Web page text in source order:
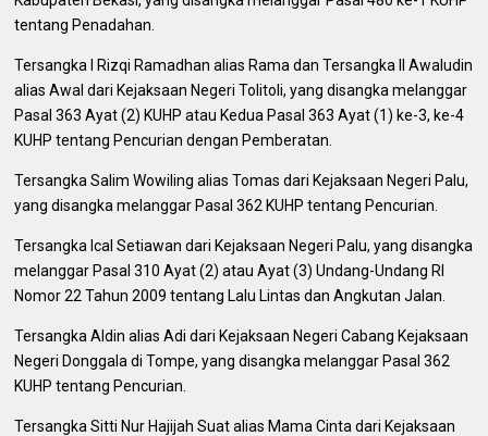
tentang Penadahan.
Tersangka I Rizqi Ramadhan alias Rama dan Tersangka II Awaludin
alias Awal dari Kejaksaan Negeri Tolitoli, yang disangka melanggar
Pasal 363 Ayat (2) KUHP atau Kedua Pasal 363 Ayat (1) ke-3, ke-4
KUHP tentang Pencurian dengan Pemberatan.
Tersangka Salim Wowiling alias Tomas dari Kejaksaan Negeri Palu,
yang disangka melanggar Pasal 362 KUHP tentang Pencurian.
Tersangka Ical Setiawan dari Kejaksaan Negeri Palu, yang disangka
melanggar Pasal 310 Ayat (2) atau Ayat (3) Undang-Undang RI
Nomor 22 Tahun 2009 tentang Lalu Lintas dan Angkutan Jalan.
Tersangka Aldin alias Adi dari Kejaksaan Negeri Cabang Kejaksaan
Negeri Donggala di Tompe, yang disangka melanggar Pasal 362
KUHP tentang Pencurian.
Tersangka Sitti Nur Hajijah Suat alias Mama Cinta dari Kejaksaan